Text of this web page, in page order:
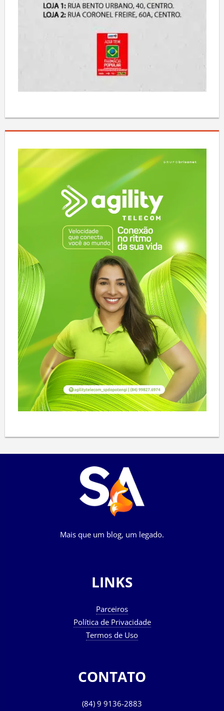
Mais que um blog, um legado.
LINKS
Parceiros
Política de Privacidade
Termos de Uso
CONTATO
(84) 9 9136-2883